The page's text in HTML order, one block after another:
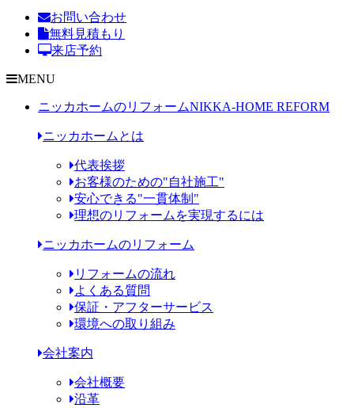
お問い合わせ
無料見積もり
来店予約
MENU
ニッカホームのリフォームNIKKA-HOME REFORM
ニッカホームとは
代表挨拶
お客様のための"自社施工"
安心できる"一貫体制"
理想のリフォームを実現するには
ニッカホームのリフォーム
リフォームの流れ
よくある質問
保証・アフターサービス
環境への取り組み
会社案内
会社概要
沿革